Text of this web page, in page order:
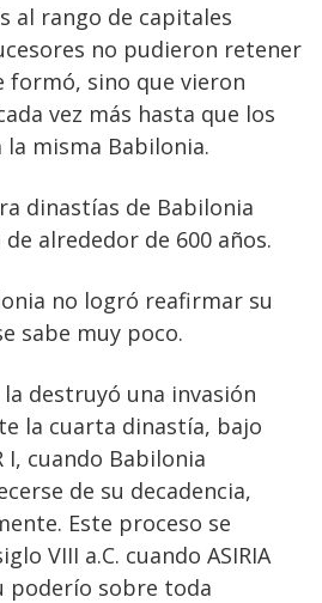
al rango de capitales
no pudieron retener
formó, sino que vieron
vez más hasta que los
la misma Babilonia.
dinastías de Babilonia
alrededor de 600 años.
no logró reafirmar su
sabe muy poco.
destruyó una invasión
la cuarta dinastía, bajo
I, cuando Babilonia
de su decadencia,
Este proceso se
VIII a.C. cuando ASIRIA
poderío sobre toda